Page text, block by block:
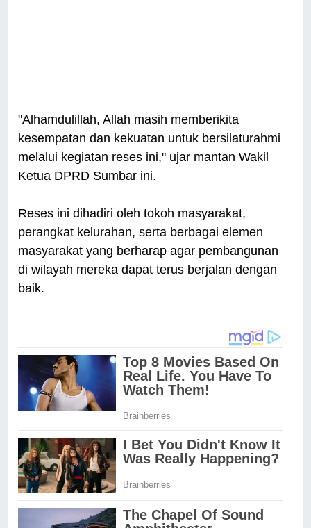
"Alhamdulillah, Allah masih memberikita
kesempatan dan kekuatan untuk bersilaturahmi
melalui kegiatan reses ini," ujar mantan Wakil
Ketua DPRD Sumbar ini.
Reses ini dihadiri oleh tokoh masyarakat,
perangkat kelurahan, serta berbagai elemen
masyarakat yang berharap agar pembangunan
di wilayah mereka dapat terus berjalan dengan
baik.